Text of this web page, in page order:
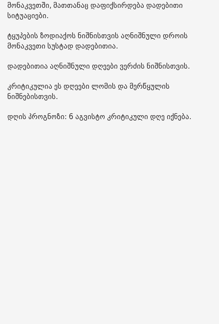
მონაკვეთში, მათთანაც დაფიქსირდება დადებითი
სიტუაციები.
ტყუპების ზოდიაქოს ნიშნისთვის აღნიშნული დროის
მონაკვეთი სუსტად დადებითია.
დადებითია აღნიშნული დღეები ვერძის ნიშნისთვის.
კრიტიკულია ეს დღეები ლომის და მერწყულის
ნიშნებისთვის.
დღის პროგნოზი: 6 აგვისტო კრიტიკული დღე იქნება.